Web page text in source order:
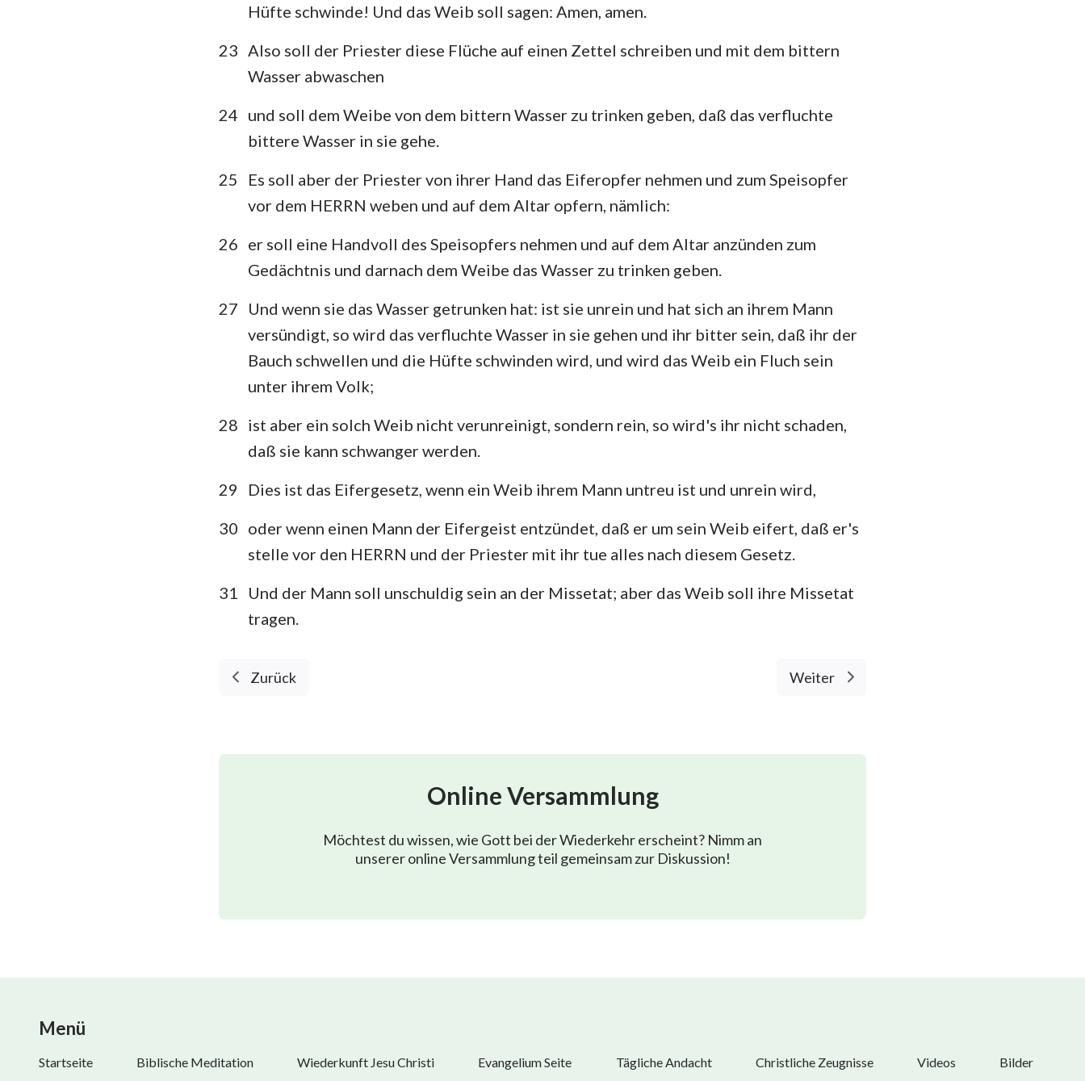
Hüfte schwinde! Und das Weib soll sagen: Amen, amen.
23 Also soll der Priester diese Flüche auf einen Zettel schreiben und mit dem bittern
Wasser abwaschen
24 und soll dem Weibe von dem bittern Wasser zu trinken geben, daß das verfluchte
bittere Wasser in sie gehe.
25
Es soll aber der Priester von ihrer Hand das Eiferopfer nehmen und zum Speisopfer
vor dem HERRN weben und auf dem Altar opfern, nämlich:
26 er soll eine Handvoll des Speisopfers nehmen und auf dem Altar anzünden zum
Gedächtnis und darnach dem Weibe das Wasser zu trinken geben.
27
Und wenn sie das Wasser getrunken hat: ist sie unrein und hat sich an ihrem Mann
versündigt, so wird das verfluchte Wasser in sie gehen und ihr bitter sein, daß ihr der
Bauch schwellen und die Hüfte schwinden wird, und wird das Weib ein Fluch sein
unter ihrem Volk;
28 ist aber ein solch Weib nicht verunreinigt, sondern rein, so wird's ihr nicht schaden,
daß sie kann schwanger werden.
29
Dies ist das Eifergesetz, wenn ein Weib ihrem Mann untreu ist und unrein wird,
30 oder wenn einen Mann der Eifergeist entzündet, daß er um sein Weib eifert, daß er's
stelle vor den HERRN und der Priester mit ihr tue alles nach diesem Gesetz.
31
Und der Mann soll unschuldig sein an der Missetat; aber das Weib soll ihre Missetat
tragen.
Zurück Weiter
Online Versammlung
Möchtest du wissen, wie Gott bei der Wiederkehr erscheint? Nimm an
unserer online Versammlung teil gemeinsam zur Diskussion!
Menü
Startseite Biblische Meditation Wiederkunft Jesu Christi Evangelium Seite Tägliche Andacht Christliche Zeugnisse Videos Bilder